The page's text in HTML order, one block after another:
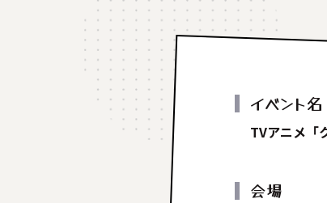
イベント名
TVアニメ「
会場